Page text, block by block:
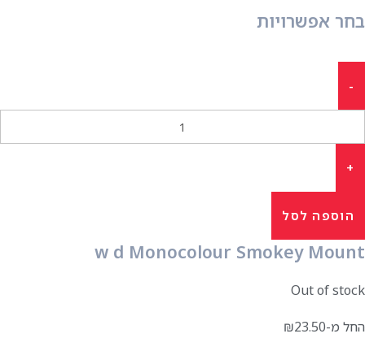
בחר אפשרויות
הוספה לסל
w d Monocolour Smokey Mount
Out of stock
החל מ- ₪23.50